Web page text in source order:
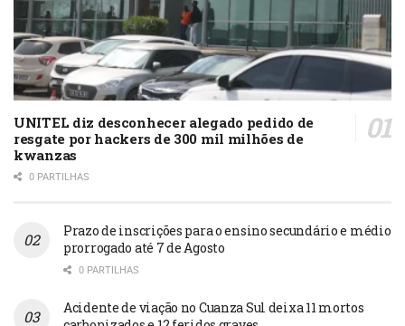
UNITEL diz desconhecer alegado pedido de
resgate por hackers de 300 mil milhões de
kwanzas
0 PARTILHAS
Prazo de inscrições para o ensino secundário e médio
prorrogado até 7 de Agosto
0 PARTILHAS
Acidente de viação no Cuanza Sul deixa 11 mortos